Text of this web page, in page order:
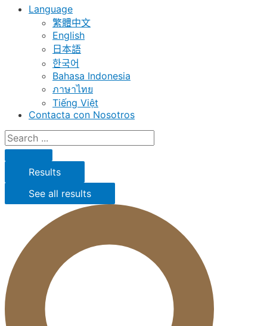
Language
繁體中文
English
日本語
한국어
Bahasa Indonesia
ภาษาไทย
Tiếng Việt
Contacta con Nosotros
Results
See all results